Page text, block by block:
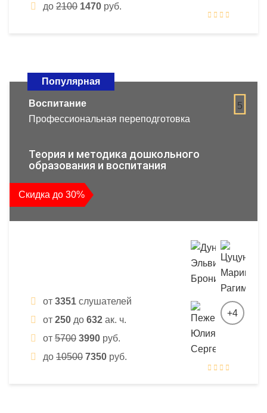
до 2100 1470 руб.
Популярная
5
Воспитание
Профессиональная переподготовка
Теория и методика дошкольного
образования и воспитания
Скидка до 30%
от 3351 слушателей
от 250 до 632 ак. ч.
от 5700 3990 руб.
до 10500 7350 руб.
+4